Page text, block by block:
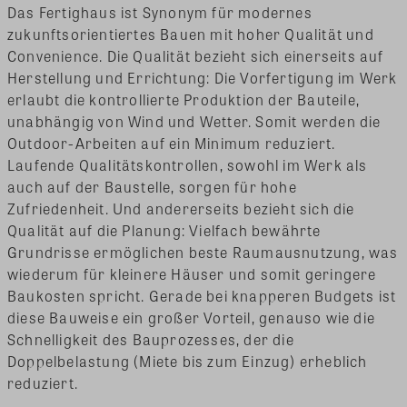
Das Fertighaus ist Synonym für modernes
zukunftsorientiertes Bauen mit hoher Qualität und
Convenience. Die Qualität bezieht sich einerseits auf
Herstellung und Errichtung: Die Vorfertigung im Werk
erlaubt die kontrollierte Produktion der Bauteile,
unabhängig von Wind und Wetter. Somit werden die
Outdoor-Arbeiten auf ein Minimum reduziert.
Laufende Qualitätskontrollen, sowohl im Werk als
auch auf der Baustelle, sorgen für hohe
Zufriedenheit. Und andererseits bezieht sich die
Qualität auf die Planung: Vielfach bewährte
Grundrisse ermöglichen beste Raumausnutzung, was
wiederum für kleinere Häuser und somit geringere
Baukosten spricht. Gerade bei knapperen Budgets ist
diese Bauweise ein großer Vorteil, genauso wie die
Schnelligkeit des Bauprozesses, der die
Doppelbelastung (Miete bis zum Einzug) erheblich
reduziert.